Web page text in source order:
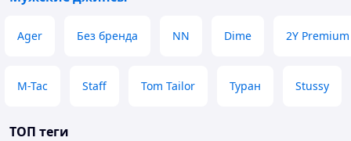
Ager Без бренда NN Dime 2Y Premium
M-Tac Staff Tom Tailor Туран Stussy
ТОП теги